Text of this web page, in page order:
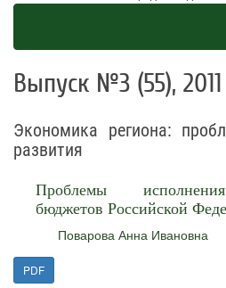
Выпуск №3 (55), 2011
Экономика региона:
развития
Проблемы
бюджетов Российской
Поварова Анна Ивановна
PDF